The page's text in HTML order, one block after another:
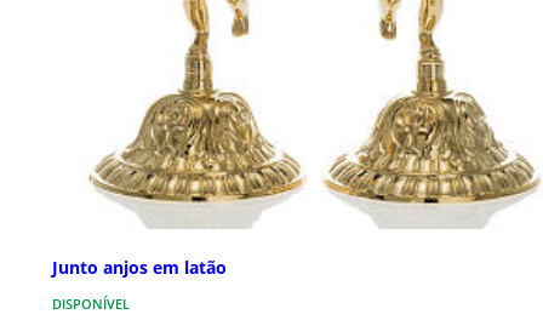
Junto anjos em latão
DISPONÍVEL